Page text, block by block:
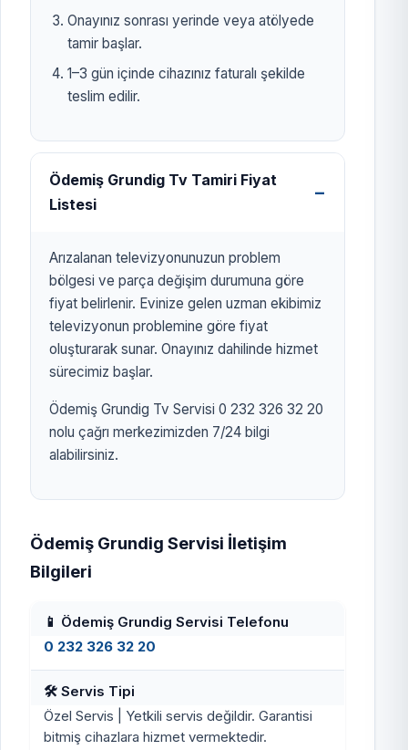
Onayınız sonrası yerinde veya atölyede
tamir başlar.
1–3 gün içinde cihazınız faturalı şekilde
teslim edilir.
Ödemiş Grundig Tv Tamiri Fiyat
Listesi
Arızalanan televizyonunuzun problem
bölgesi ve parça değişim durumuna göre
fiyat belirlenir. Evinize gelen uzman ekibimiz
televizyonun problemine göre fiyat
oluşturarak sunar. Onayınız dahilinde hizmet
sürecimiz başlar.
Ödemiş Grundig Tv Servisi 0 232 326 32 20
nolu çağrı merkezimizden 7/24 bilgi
alabilirsiniz.
Ödemiş Grundig Servisi İletişim
Bilgileri
📱 Ödemiş Grundig Servisi Telefonu
0 232 326 32 20
🛠️ Servis Tipi
Özel Servis | Yetkili servis değildir. Garantisi
bitmiş cihazlara hizmet vermektedir.